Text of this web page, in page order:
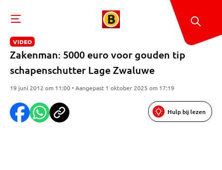
VIDEO
Zakenman: 5000 euro voor gouden tip
schapenschutter Lage Zwaluwe
19 juni 2012 om 11:00 • Aangepast 1 oktober 2025 om 17:19
Hulp bij lezen